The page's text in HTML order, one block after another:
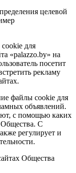
целевой
для
«palazzo.by» на
посетит
рекламу
файлы cookie для
объявлений.
с помощью каких
Общества. С
регулирует и
Общества